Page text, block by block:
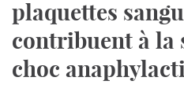
plaquettes
contribuent à la
choc